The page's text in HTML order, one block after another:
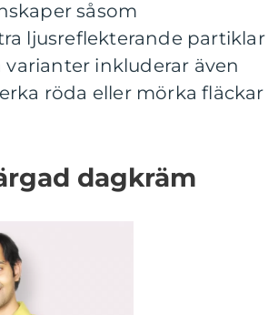
såsom
ljusreflekterande partiklar
inkluderar även
röda eller mörka fläckar
dagkräm